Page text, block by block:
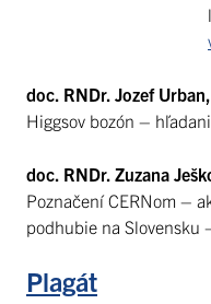
doc. RNDr. Jozef
Higgsov bozón –
doc. RNDr. Zuzana
Poznačení CERNom –
podhubie na Slovensku
Plagát